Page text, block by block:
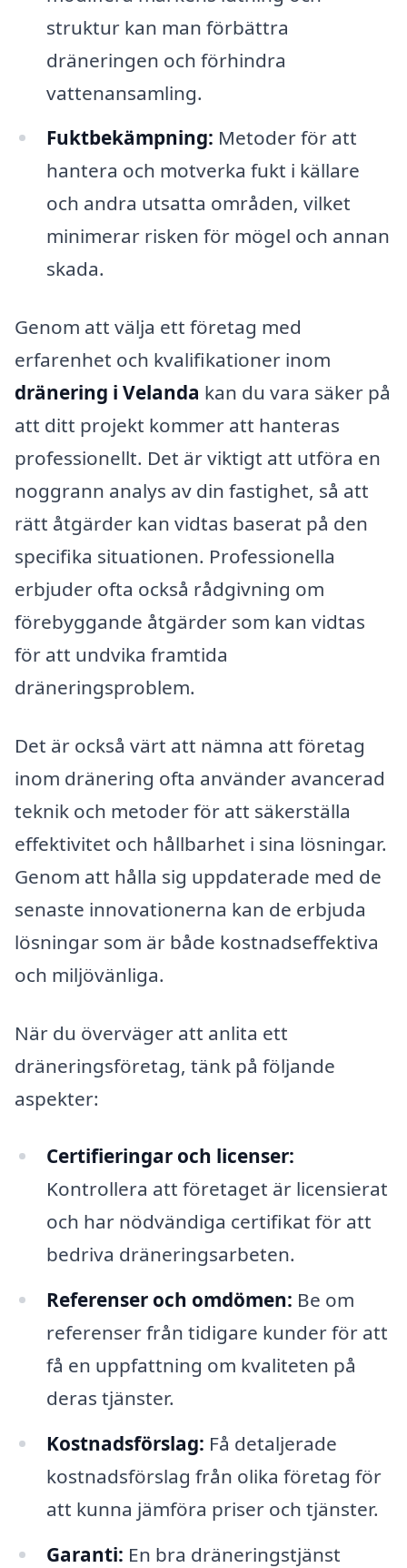
struktur kan man förbättra
dräneringen och förhindra
vattenansamling.
Fuktbekämpning: Metoder för att
hantera och motverka fukt i källare
och andra utsatta områden, vilket
minimerar risken för mögel och annan
skada.
Genom att välja ett företag med
erfarenhet och kvalifikationer inom
dränering i Velanda kan du vara säker på
att ditt projekt kommer att hanteras
professionellt. Det är viktigt att utföra en
noggrann analys av din fastighet, så att
rätt åtgärder kan vidtas baserat på den
specifika situationen. Professionella
erbjuder ofta också rådgivning om
förebyggande åtgärder som kan vidtas
för att undvika framtida
dräneringsproblem.
Det är också värt att nämna att företag
inom dränering ofta använder avancerad
teknik och metoder för att säkerställa
effektivitet och hållbarhet i sina lösningar.
Genom att hålla sig uppdaterade med de
senaste innovationerna kan de erbjuda
lösningar som är både kostnadseffektiva
och miljövänliga.
När du överväger att anlita ett
dräneringsföretag, tänk på följande
aspekter:
Certifieringar och licenser:
Kontrollera att företaget är licensierat
och har nödvändiga certifikat för att
bedriva dräneringsarbeten.
Referenser och omdömen: Be om
referenser från tidigare kunder för att
få en uppfattning om kvaliteten på
deras tjänster.
Kostnadsförslag: Få detaljerade
kostnadsförslag från olika företag för
att kunna jämföra priser och tjänster.
Garanti: En bra dräneringstjänst